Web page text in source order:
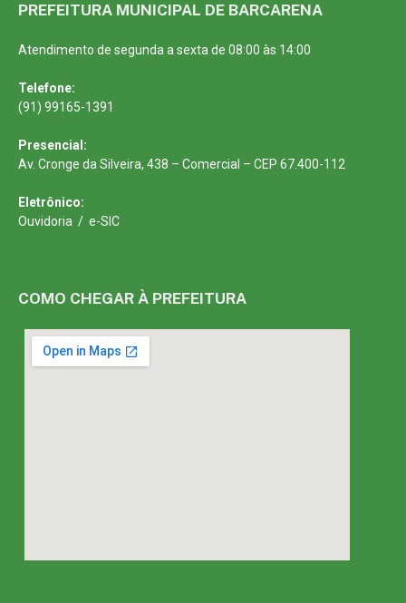
PREFEITURA MUNICIPAL DE BARCARENA
Atendimento de segunda a sexta de 08:00 às 14:00
Telefone:
(91) 99165-1391
Presencial:
Av. Cronge da Silveira, 438 – Comercial – CEP 67.400-112
Eletrônico:
Ouvidoria / e-SIC
COMO CHEGAR À PREFEITURA